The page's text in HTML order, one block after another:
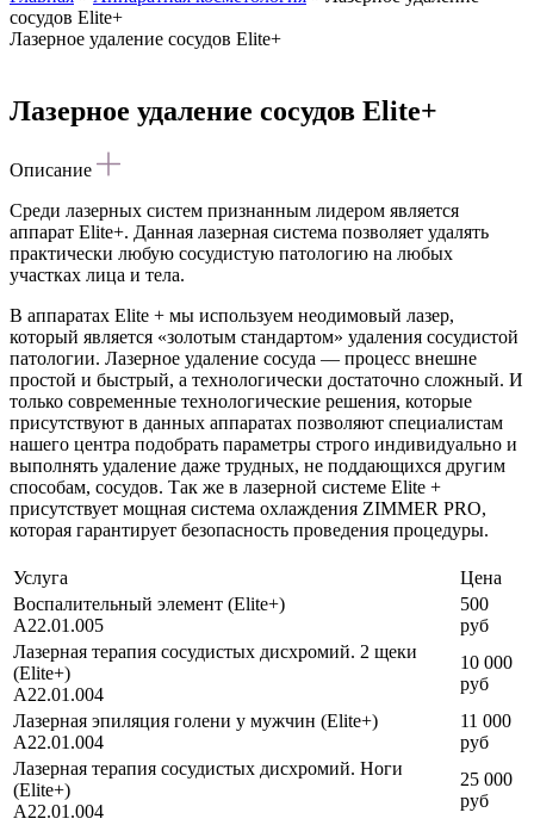
сосудов Elite+
Лазерное удаление сосудов Elite+
Лазерное удаление сосудов Elite+
Описание
Среди лазерных систем признанным лидером является
аппарат Elite+. Данная лазерная система позволяет удалять
практически любую сосудистую патологию на любых
участках лица и тела.
В аппаратах Elite + мы используем неодимовый лазер,
который является «золотым стандартом» удаления сосудистой
патологии. Лазерное удаление сосуда — процесс внешне
простой и быстрый, а технологически достаточно сложный. И
только современные технологические решения, которые
присутствуют в данных аппаратах позволяют специалистам
нашего центра подобрать параметры строго индивидуально и
выполнять удаление даже трудных, не поддающихся другим
способам, сосудов. Так же в лазерной системе Elite +
присутствует мощная система охлаждения ZIMMER PRO,
которая гарантирует безопасность проведения процедуры.
Услуга
Цена
Воспалительный элемент (Elite+)
A22.01.005
500
руб
Лазерная терапия сосудистых дисхромий. 2 щеки
(Elite+)
A22.01.004
10 000
руб
Лазерная эпиляция голени у мужчин (Elite+)
A22.01.004
11 000
руб
Лазерная терапия сосудистых дисхромий. Ноги
(Elite+)
A22.01.004
25 000
руб